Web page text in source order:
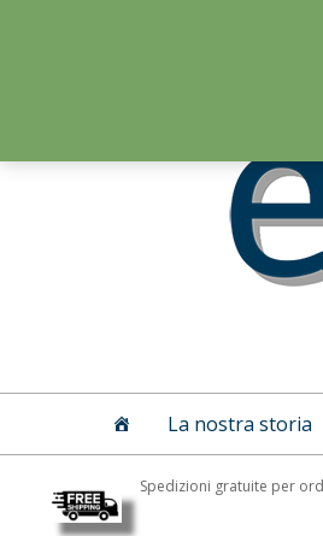
La nostra storia
Spedizioni gratuite per